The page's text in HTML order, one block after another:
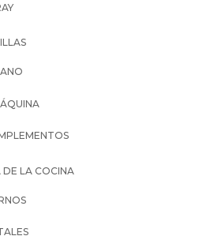
DE LA COCINA